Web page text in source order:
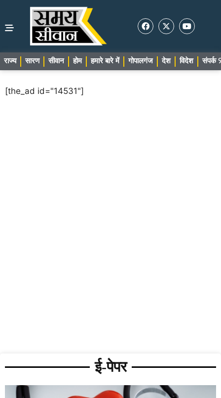
राज्य सारण सीवान होम हमारे बारे में गोपालगंज देश विदेश संपर्क
[the_ad id="14531"]
ई-पेपर